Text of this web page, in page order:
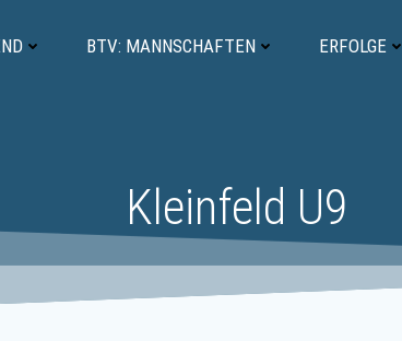
BTV: MANNSCHAFTEN ERFOLGE
Kleinfeld U9